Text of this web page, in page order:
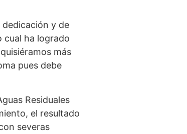
dedicación y de
cual ha logrado
más
pues debe
Residuales
el resultado
severas